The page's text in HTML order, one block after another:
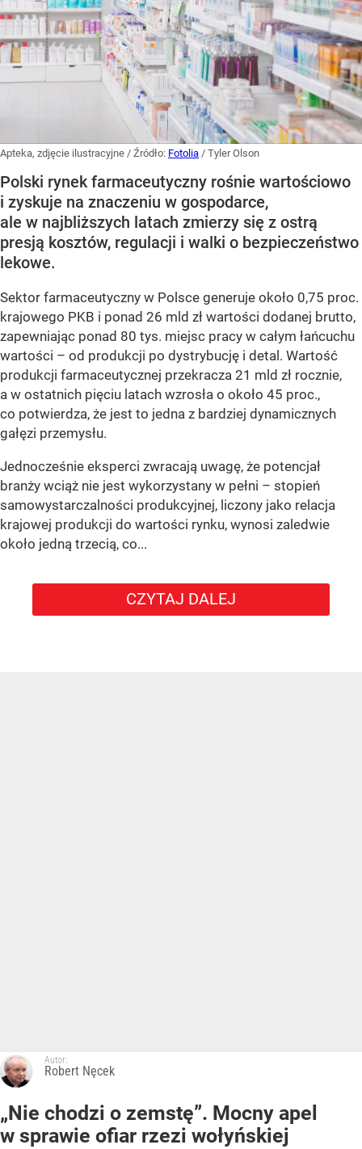
Apteka, zdjęcie ilustracyjne / Źródło: Fotolia / Tyler Olson
Polski rynek farmaceutyczny rośnie wartościowo
i zyskuje na znaczeniu w gospodarce,
ale w najbliższych latach zmierzy się z ostrą
presją kosztów, regulacji i walki o bezpieczeństwo
lekowe.
Sektor farmaceutyczny w Polsce generuje około 0,75 proc.
krajowego PKB i ponad 26 mld zł wartości dodanej brutto,
zapewniając ponad 80 tys. miejsc pracy w całym łańcuchu
wartości – od produkcji po dystrybucję i detal. Wartość
produkcji farmaceutycznej przekracza 21 mld zł rocznie,
a w ostatnich pięciu latach wzrosła o około 45 proc.,
co potwierdza, że jest to jedna z bardziej dynamicznych
gałęzi przemysłu.
Jednocześnie eksperci zwracają uwagę, że potencjał
branży wciąż nie jest wykorzystany w pełni – stopień
samowystarczalności produkcyjnej, liczony jako relacja
krajowej produkcji do wartości rynku, wynosi zaledwie
około jedną trzecią, co...
CZYTAJ DALEJ
Autor:
Robert Nęcek
„Nie chodzi o zemstę”. Mocny apel
w sprawie ofiar rzezi wołyńskiej